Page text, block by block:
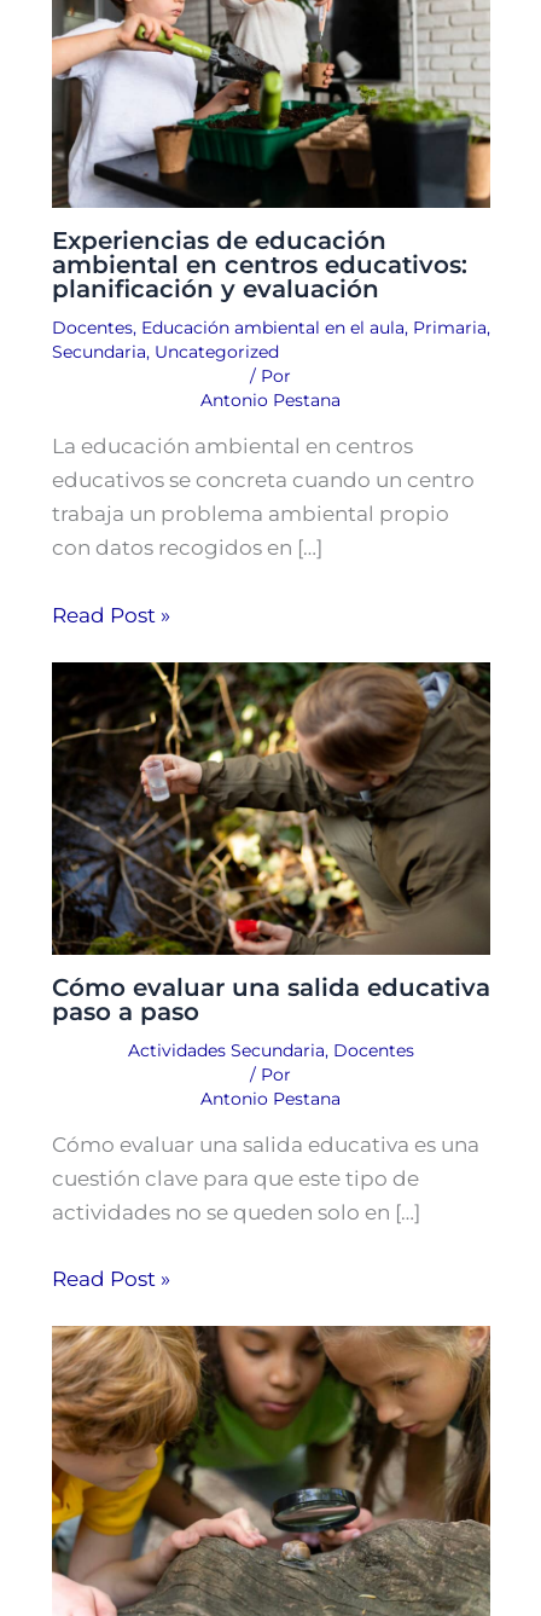
Experiencias de educación
ambiental en centros educativos:
planificación y evaluación
Docentes, Educación ambiental en el aula, Primaria,
Secundaria, Uncategorized
/ Por
Antonio Pestana
La educación ambiental en centros
educativos se concreta cuando un centro
trabaja un problema ambiental propio
con datos recogidos en […]
Read Post »
Cómo evaluar una salida educativa
paso a paso
Actividades Secundaria, Docentes
/ Por
Antonio Pestana
Cómo evaluar una salida educativa es una
cuestión clave para que este tipo de
actividades no se queden solo en […]
Read Post »